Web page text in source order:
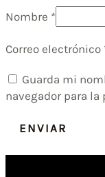
Nombre *
Correo electrónico
Guarda mi
navegador para la